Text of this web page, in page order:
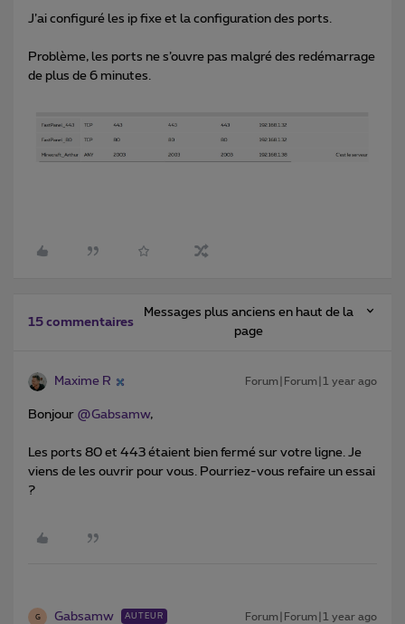
J’ai configuré les ip fixe et la configuration des ports.
Problème, les ports ne s’ouvre pas malgré des redémarrage
de plus de 6 minutes.
15 commentaires
Messages plus anciens en haut de la
page
Maxime R Forum|Forum|1 year ago
Bonjour ​ @Gabsamw,
Les ports 80 et 443 étaient bien fermé sur votre ligne. Je
viens de les ouvrir pour vous. Pourriez-vous refaire un essai
?
G Gabsamw AUTEUR Forum|Forum|1 year ago